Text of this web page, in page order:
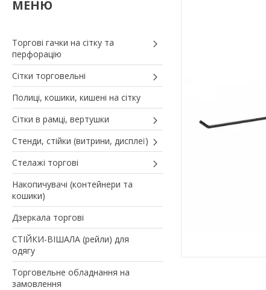
Торгові гачки на сітку та
перфорацію
Сітки торговельні
Полиці, кошики, кишені на сітку
Сітки в рамці, вертушки
Стенди, стійки (витрини, дисплеї)
Стелажі торгові
Накопичувачі (контейнери та
кошики)
Дзеркала торгові
СТІЙКИ-ВІШАЛА (рейли) для
одягу
Торговельне обладнання на
замовлення